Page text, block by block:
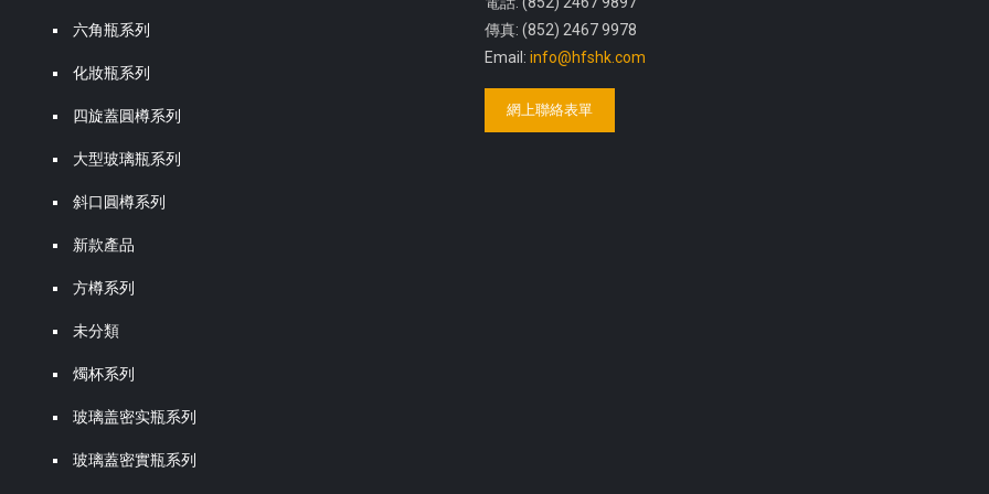
六角瓶系列
化妝瓶系列
四旋蓋圓樽系列
大型玻璃瓶系列
斜口圓樽系列
新款產品
方樽系列
未分類
燭杯系列
玻璃盖密实瓶系列
玻璃蓋密實瓶系列
傳真: (852) 2467 9978
Email:info@hfshk.com
網上聯絡表單